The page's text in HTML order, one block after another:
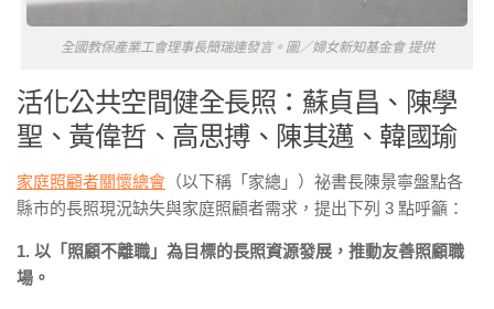
全國教保產業工會理事長簡瑞連發言。圖／婦女新知基金會 提供
活化公共空間健全長照：蘇貞昌、陳學
聖、黃偉哲、高思搏、陳其邁、韓國瑜
家庭照顧者關懷總會 （以下稱「家總」）祕書長陳景寧盤點各
縣市的長照現況缺失與家庭照顧者需求，提出下列 3 點呼籲：
1. 以「照顧不離職」為目標的長照資源發展，推動友善照顧職
場。